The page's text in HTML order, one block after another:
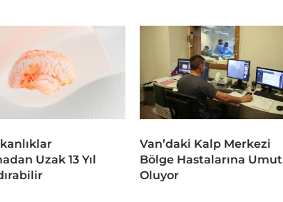
Uzak 13 Yıl
Van’daki Kalp Merkezi
Bölge Hastalarına Umut
Oluyor